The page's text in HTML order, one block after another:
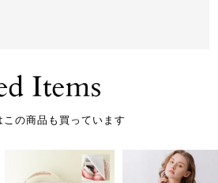
の商品も買っています